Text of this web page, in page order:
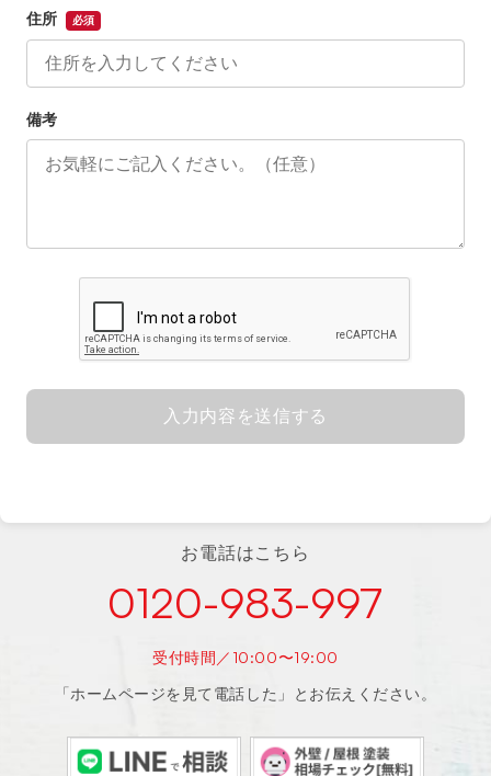
住所 必須
備考
入力内容を送信する
お電話はこちら
0120-983-997
受付時間／10:00〜19:00
「ホームページを見て電話した」とお伝えください。